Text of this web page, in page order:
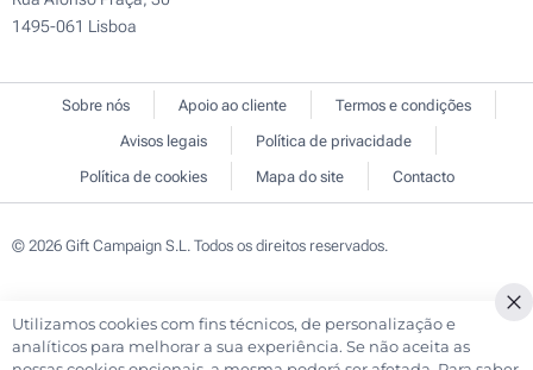
1495-061 Lisboa
Sobre nós Apoio ao cliente
Termos e condições
Avisos legais
Política de privacidade
Política de cookies
Mapa do site Contacto
© 2026 Gift Campaign S.L. Todos os direitos reservados.
Utilizamos cookies com fins técnicos, de personalização e
analíticos para melhorar a sua experiência. Se não aceita as